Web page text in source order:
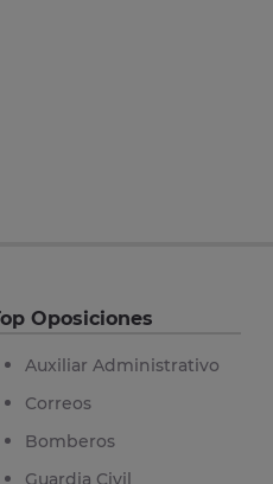
Oposiciones
Auxiliar Administrativo
Correos
Bomberos
Guardia Civil